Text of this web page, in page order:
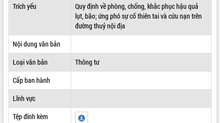
VĂN BẢN HĐND TỈNH
QUY HOẠCH - KẾ HOẠCH
Trích yếu
Quy định về phòng, chống, khắc phục hậu quả
lụt, bão; ứng phó sự cố thiên tai và cứu nạn trên
đường thuỷ nội địa
Nội dung văn bản
Loại văn bản
Thông tư
Cấp ban hành
Lĩnh vực
Tệp đính kèm